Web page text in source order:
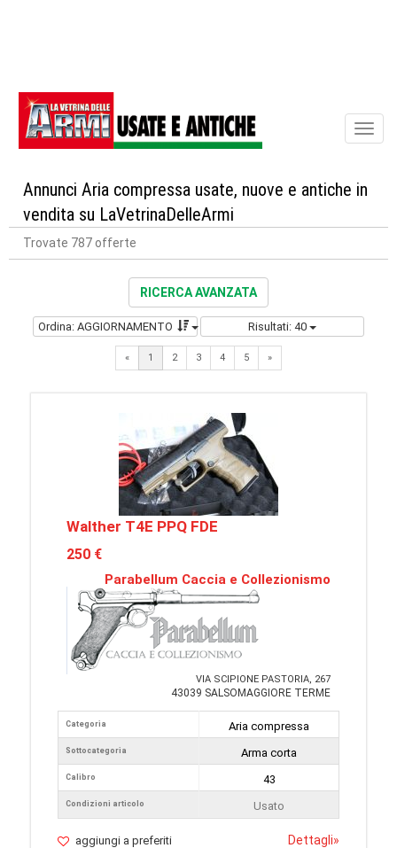
Annunci Aria compressa usate, nuove e antiche in
vendita su LaVetrinaDelleArmi
Trovate 787 offerte
RICERCA AVANZATA
Ordina: AGGIORNAMENTO Risultati: 40
« 1 2 3 4 5 »Next
Walther T4E PPQ FDE
250 €
Parabellum Caccia e Collezionismo
VIA SCIPIONE PASTORIA, 267
43039 SALSOMAGGIORE TERME
Categoria
Sottocategoria
Calibro
Condizioni articolo
Aria compressa
Arma corta
43
Usato
aggiungi a preferiti Dettagli»